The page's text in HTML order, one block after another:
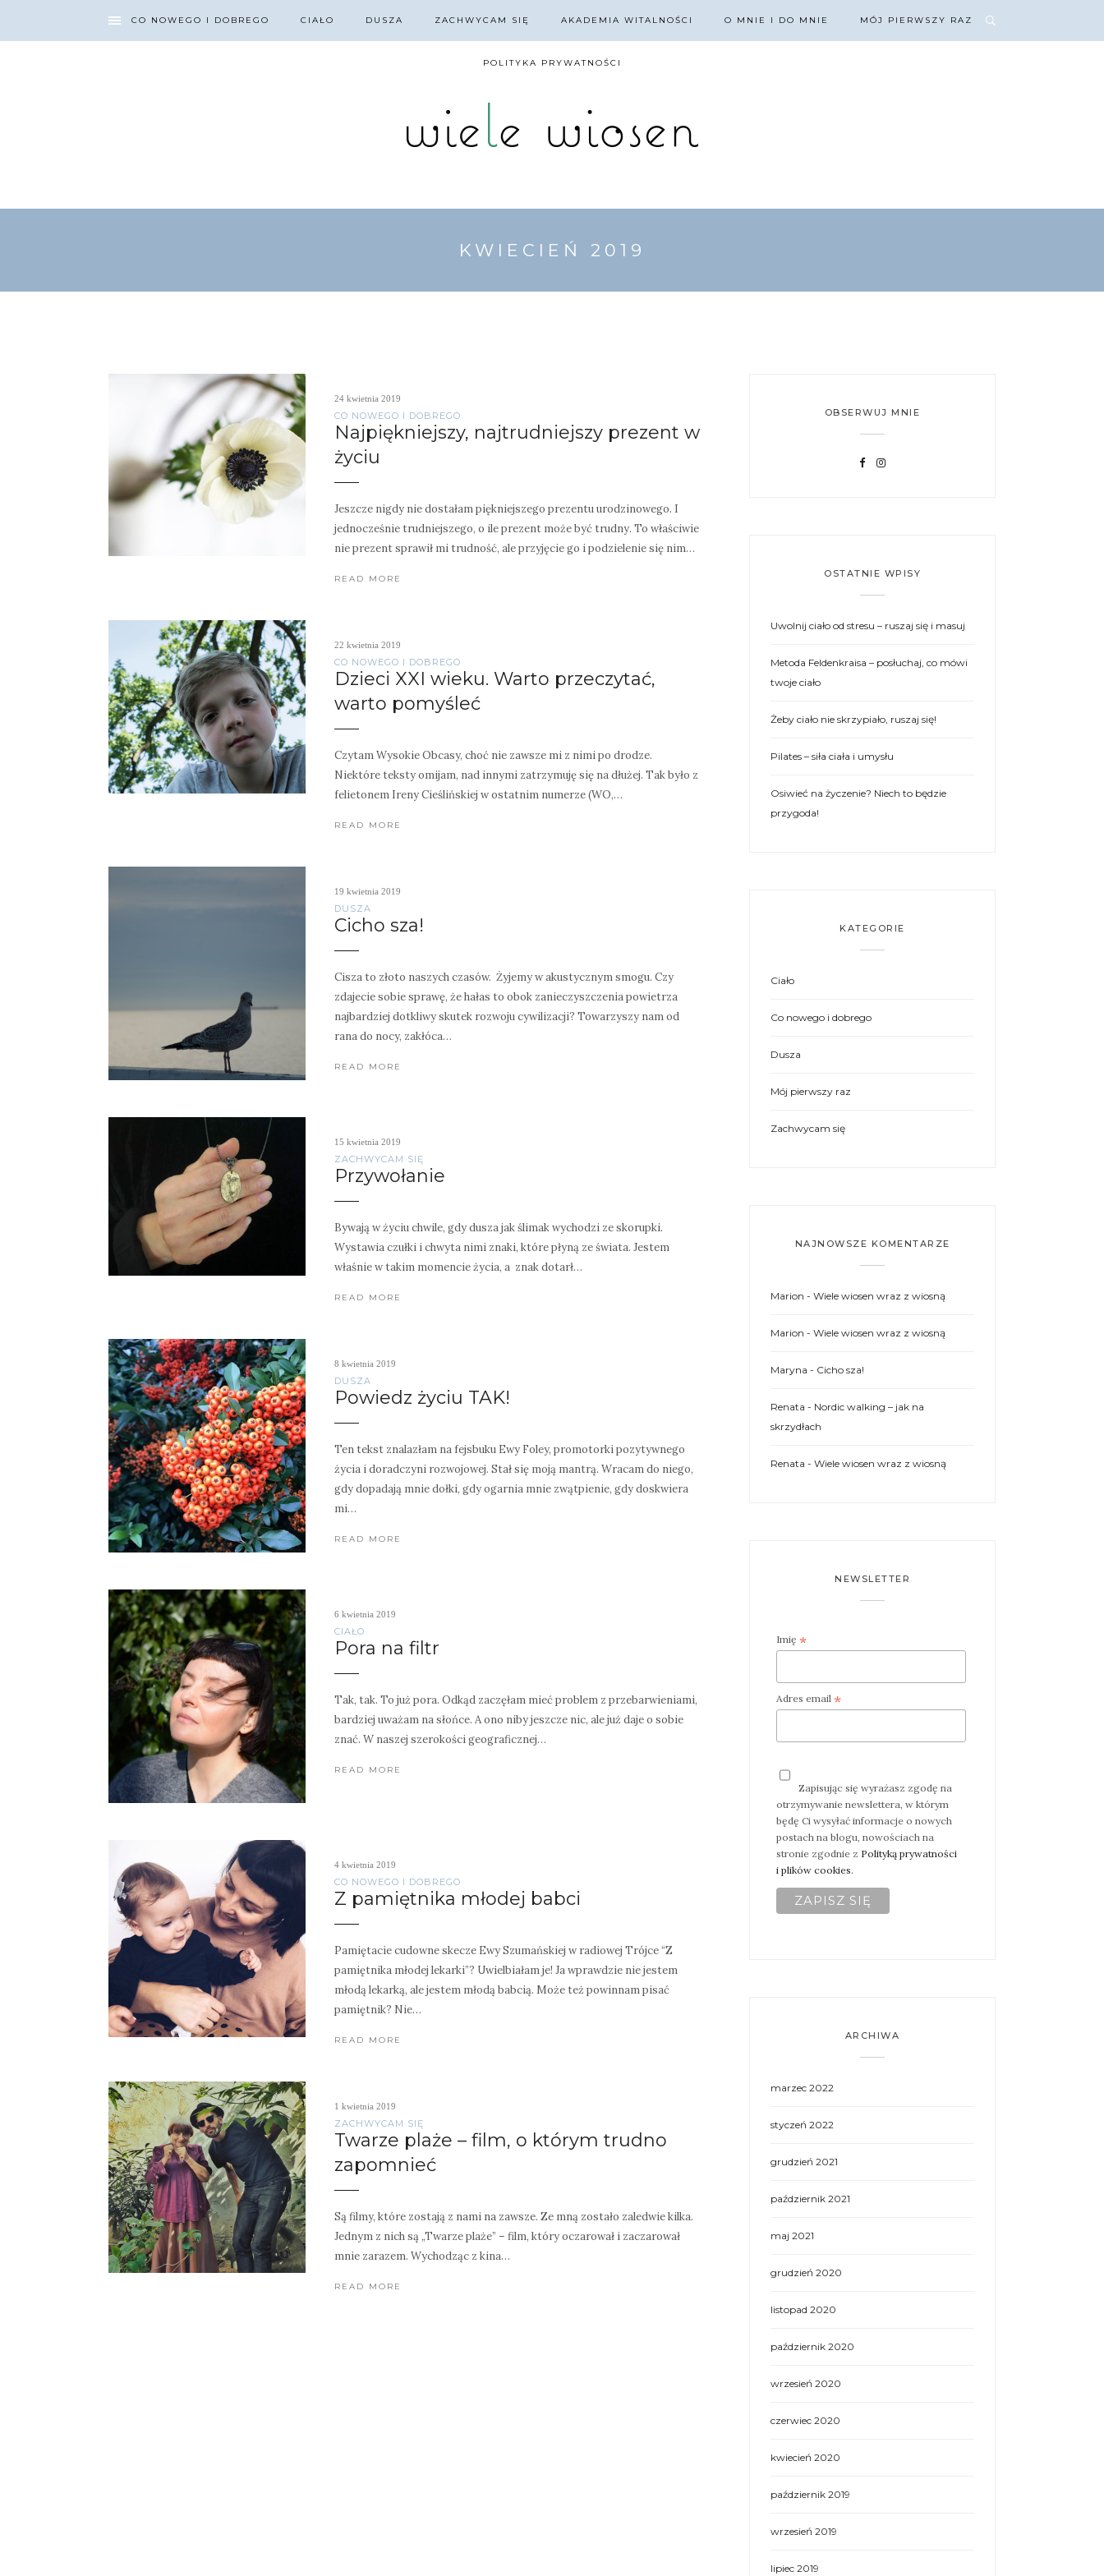
CO NOWEGO I DOBREGO CIAŁO DUSZA ZACHWYCAM SIĘ AKADEMIA WITALNOŚCI O MNIE I DO MNIE MÓJ PIERWSZY RAZ
POLITYKA PRYWATNOŚCI
KWIECIEŃ 2019
24 kwietnia 2019
CO NOWEGO I DOBREGO
Najpiękniejszy, najtrudniejszy prezent w
życiu
Jeszcze nigdy nie dostałam piękniejszego prezentu urodzinowego. I
jednocześnie trudniejszego, o ile prezent może być trudny. To właściwie
nie prezent sprawił mi trudność, ale przyjęcie go i podzielenie się nim…
READ MORE
22 kwietnia 2019
CO NOWEGO I DOBREGO
Dzieci XXI wieku. Warto przeczytać,
warto pomyśleć
Czytam Wysokie Obcasy, choć nie zawsze mi z nimi po drodze.
Niektóre teksty omijam, nad innymi zatrzymuję się na dłużej. Tak było z
felietonem Ireny Cieślińskiej w ostatnim numerze (WO,…
READ MORE
19 kwietnia 2019
DUSZA
Cicho sza!
Cisza to złoto naszych czasów. Żyjemy w akustycznym smogu. Czy
zdajecie sobie sprawę, że hałas to obok zanieczyszczenia powietrza
najbardziej dotkliwy skutek rozwoju cywilizacji? Towarzyszy nam od
rana do nocy, zakłóca…
READ MORE
15 kwietnia 2019
ZACHWYCAM SIĘ
Przywołanie
Bywają w życiu chwile, gdy dusza jak ślimak wychodzi ze skorupki.
Wystawia czułki i chwyta nimi znaki, które płyną ze świata. Jestem
właśnie w takim momencie życia, a znak dotarł…
READ MORE
8 kwietnia 2019
DUSZA
Powiedz życiu TAK!
Ten tekst znalazłam na fejsbuku Ewy Foley, promotorki pozytywnego
życia i doradczyni rozwojowej. Stał się moją mantrą. Wracam do niego,
gdy dopadają mnie dołki, gdy ogarnia mnie zwątpienie, gdy doskwiera
mi…
READ MORE
6 kwietnia 2019
CIAŁO
Pora na filtr
Tak, tak. To już pora. Odkąd zaczęłam mieć problem z przebarwieniami,
bardziej uważam na słońce. A ono niby jeszcze nic, ale już daje o sobie
znać. W naszej szerokości geograficznej…
READ MORE
4 kwietnia 2019
CO NOWEGO I DOBREGO
Z pamiętnika młodej babci
Pamiętacie cudowne skecze Ewy Szumańskiej w radiowej Trójce “Z
pamiętnika młodej lekarki”? Uwielbiałam je! Ja wprawdzie nie jestem
młodą lekarką, ale jestem młodą babcią. Może też powinnam pisać
pamiętnik? Nie…
READ MORE
1 kwietnia 2019
ZACHWYCAM SIĘ
Twarze plaże – film, o którym trudno
zapomnieć
Są filmy, które zostają z nami na zawsze. Ze mną zostało zaledwie kilka.
Jednym z nich są „Twarze plaże” – film, który oczarował i zaczarował
mnie zarazem. Wychodząc z kina…
READ MORE
OBSERWUJ MNIE
OSTATNIE WPISY
Uwolnij ciało od stresu – ruszaj się i masuj
Metoda Feldenkraisa – posłuchaj, co mówi
twoje ciało
Żeby ciało nie skrzypiało, ruszaj się!
Pilates – siła ciała i umysłu
Osiwieć na życzenie? Niech to będzie
przygoda!
KATEGORIE
Ciało
Co nowego i dobrego
Dusza
Mój pierwszy raz
Zachwycam się
NAJNOWSZE KOMENTARZE
Marion - Wiele wiosen wraz z wiosną
Marion - Wiele wiosen wraz z wiosną
Maryna - Cicho sza!
Renata - Nordic walking – jak na
skrzydłach
Renata - Wiele wiosen wraz z wiosną
NEWSLETTER
Imię *
Adres email *
Zapisując się wyrażasz zgodę na
otrzymywanie newslettera, w którym
będę Ci wysyłać informacje o nowych
postach na blogu, nowościach na
stronie zgodnie z Polityką prywatności
i plików cookies.
ARCHIWA
marzec 2022
styczeń 2022
grudzień 2021
październik 2021
maj 2021
grudzień 2020
listopad 2020
październik 2020
wrzesień 2020
czerwiec 2020
kwiecień 2020
październik 2019
wrzesień 2019
lipiec 2019